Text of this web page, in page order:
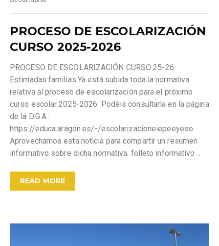
PROCESO DE ESCOLARIZACIÓN
CURSO 2025-2026
PROCESO DE ESCOLARIZACIÓN CURSO 25-26
Estimadas familias.Ya está subida toda la normativa
relativa al proceso de escolarización para el próximo
curso escolar 2025-2026. Podéis consultarla en la página
de la D.G.A.:
https://educa.aragon.es/-/escolarizacioneiepeeyeso
Aprovechamos esta noticia para compartir un resumen
informativo sobre dicha normativa. folleto informativo
READ MORE